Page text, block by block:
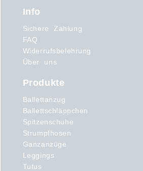
Info
Sichere Zahlung
FAQ
Widerrufsbelehrung
Über uns
Produkte
Ballettanzug
Ballettschläppchen
Spitzenschuhe
Strumpfhosen
Ganzanzüge
Leggings
Tutus